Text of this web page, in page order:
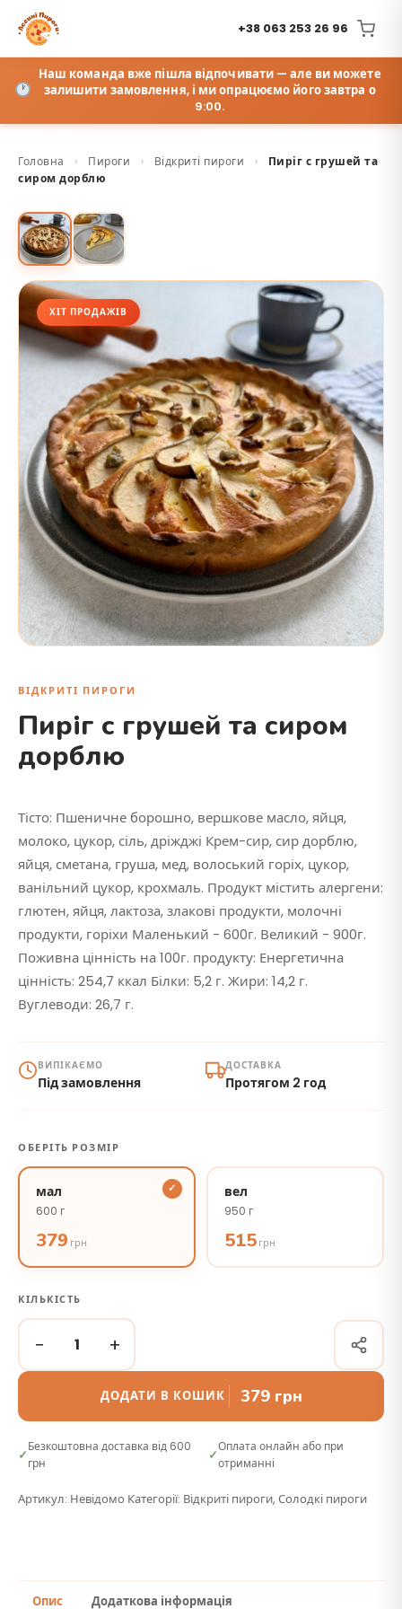
+38 063 253 26 96
Наш команда вже пішла відпочивати — але ви можете
залишити замовлення, і ми опрацюємо його завтра о
9:00.
Головна › Пироги › Відкриті пироги ›
Пиріг с грушей та
сиром дорблю
ХІТ ПРОДАЖІВ
ВІДКРИТІ ПИРОГИ
Пиріг с грушей та сиром
дорблю
Тісто: Пшеничне борошно, вершкове масло, яйця,
молоко, цукор, сіль, дріжджі Крем-сир, сир дорблю,
яйця, сметана, груша, мед, волоський горіх, цукор,
ванільний цукор, крохмаль. Продукт містить алергени:
глютен, яйця, лактоза, злакові продукти, молочні
продукти, горіхи Маленький - 600г. Великий - 900г.
Поживна цінність на 100г. продукту: Енергетична
цінність: 254,7 ккал Білки: 5,2 г. Жири: 14,2 г.
Вуглеводи: 26,7 г.
ВИПІКАЄМО
Під замовлення
ДОСТАВКА
Протягом 2 год
ОБЕРІТЬ РОЗМІР
мал
600 г
379 грн
вел
950 г
515 грн
КІЛЬКІСТЬ
− +
ДОДАТИ В КОШИК 379грн
Безкоштовна доставка від 600
грн
Оплата онлайн або при
отриманні
Артикул: Невідомо Категорії: Відкриті пироги, Солодкі пироги
Опис Додаткова інформація